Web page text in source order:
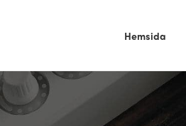
Hemsida